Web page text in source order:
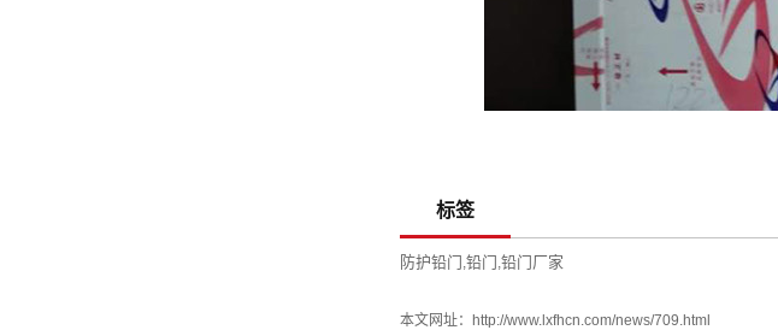
标签
防护铅门 ,铅门 ,铅门厂家
本文网址： http://www.lxfhcn.com/news/709.html